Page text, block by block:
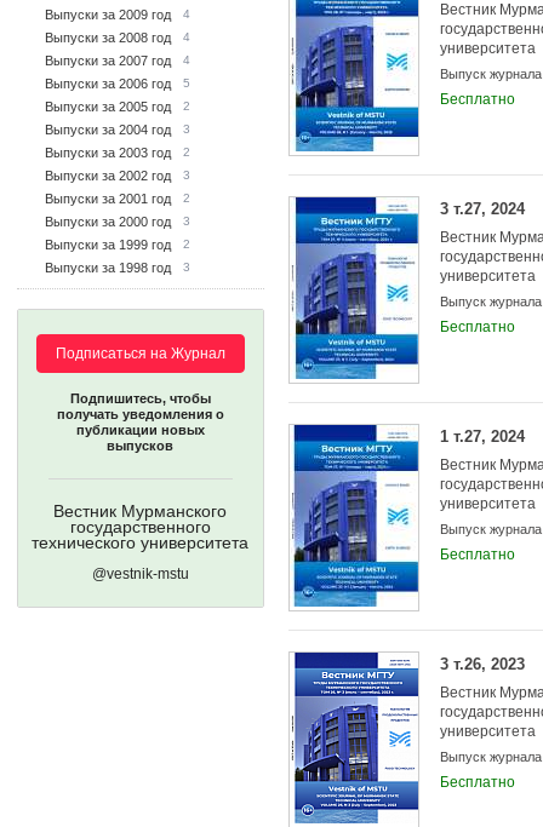
Выпуски за 2009 год 4
Выпуски за 2008 год 4
Выпуски за 2007 год 4
Выпуски за 2006 год 5
Выпуски за 2005 год 2
Выпуски за 2004 год 3
Выпуски за 2003 год 2
Выпуски за 2002 год 3
Выпуски за 2001 год 2
Выпуски за 2000 год 3
Выпуски за 1999 год 2
Выпуски за 1998 год 3
Подписаться на Журнал
Подпишитесь, чтобы
получать уведомления о
публикации новых
выпусков
Вестник Мурманского
государственного
технического университета
@vestnik-mstu
Вестник
университета
Выпуск журнала
Бесплатно
3 т.27, 2024
Вестник
университета
Выпуск журнала
Бесплатно
1 т.27, 2024
Вестник
университета
Выпуск журнала
Бесплатно
3 т.26, 2023
Вестник
университета
Выпуск журнала
Бесплатно